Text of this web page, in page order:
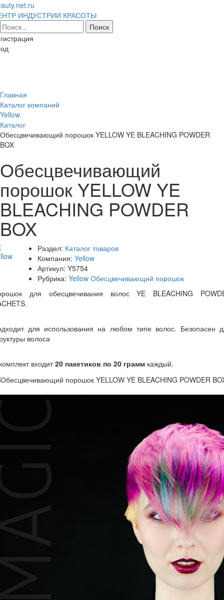
ИНДУСТРИИ КРАСОТЫ
Главная
Каталог компаний
Yellow
Каталог
Обесцвечивающий порошок YELLOW YE BLEACHING POWDER
BOX
Обесцвечивающий
порошок YELLOW YE
BLEACHING POWDER
BOX
Раздел: Каталог товаров
Компания: Yellow
Артикул: Y5754
Рубрика: Yellow Обесцвечивающий порошок
для обесцвечивания волос YE BLEACHING
для использования на любом типе волос. Безопасен
волоса
входит20 пакетиков по 20 грамм каждый.